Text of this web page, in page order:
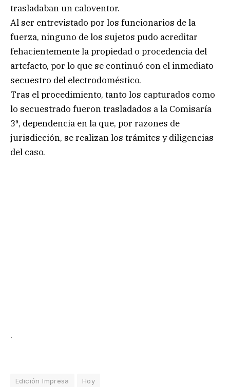
trasladaban un caloventor.
Al ser entrevistado por los funcionarios de la
fuerza, ninguno de los sujetos pudo acreditar
fehacientemente la propiedad o procedencia del
artefacto, por lo que se continuó con el inmediato
secuestro del electrodoméstico.
Tras el procedimiento, tanto los capturados como
lo secuestrado fueron trasladados a la Comisaría
3ª, dependencia en la que, por razones de
jurisdicción, se realizan los trámites y diligencias
del caso.
.
Edición Impresa Hoy